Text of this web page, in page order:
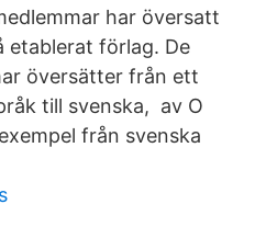
har översatt
etablerat förlag. De
översätter från ett
till svenska, av O
från svenska